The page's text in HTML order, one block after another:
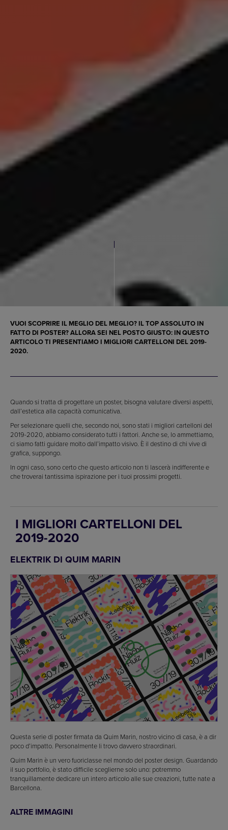
VUOI SCOPRIRE IL MEGLIO DEL MEGLIO? IL TOP ASSOLUTO IN
FATTO DI POSTER? ALLORA SEI NEL POSTO GIUSTO: IN QUESTO
ARTICOLO TI PRESENTIAMO I MIGLIORI CARTELLONI DEL 2019-
2020.
Quando si tratta di progettare un poster, bisogna valutare diversi aspetti,
dall’estetica alla capacità comunicativa.
Per selezionare quelli che, secondo noi, sono stati i migliori cartelloni del
2019-2020, abbiamo considerato tutti i fattori. Anche se, lo ammettiamo,
ci siamo fatti guidare molto dall’impatto visivo. È il destino di chi vive di
grafica, suppongo.
In ogni caso, sono certo che questo articolo non ti lascerà indifferente e
che troverai tantissima ispirazione per i tuoi prossimi progetti.
I MIGLIORI CARTELLONI DEL
2019-2020
ELEKTRIK DI QUIM MARIN
Questa serie di poster firmata da Quim Marin, nostro vicino di casa, è a dir
poco d’impatto. Personalmente li trovo davvero straordinari.
Quim Marin è un vero fuoriclasse nel mondo del poster design. Guardando
il suo portfolio, è stato difficile sceglierne solo uno: potremmo
tranquillamente dedicare un intero articolo alle sue creazioni, tutte nate a
Barcellona.
ALTRE IMMAGINI